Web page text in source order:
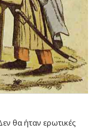
θα ήταν ερωτικές